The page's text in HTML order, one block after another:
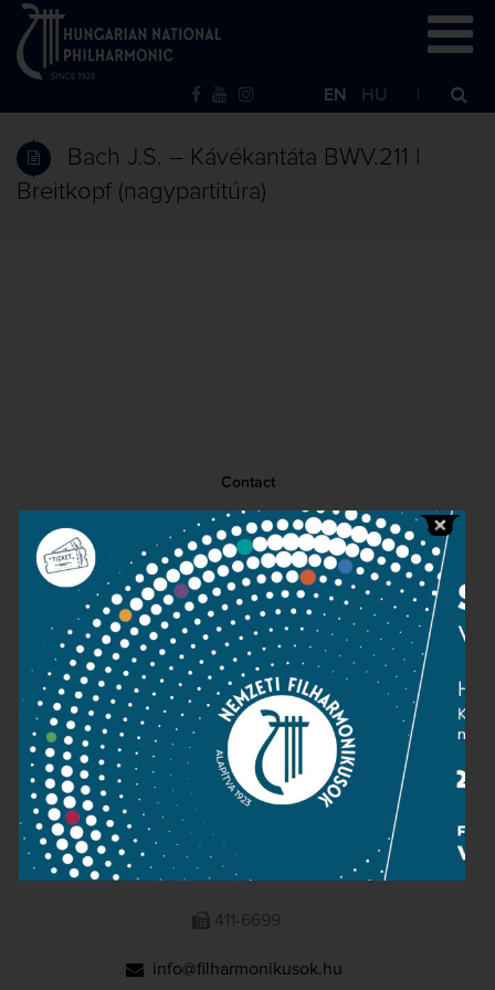
EN HU
Bach J.S. – Kávékantáta BWV.211 |
Breitkopf (nagypartitúra)
Contact
Public information
Press room
Terms and privacy
Imprint
NATIONAL PHILHARMONIC
1095 Budapest, Komor Marcell u. 1. (Müpa)
411-6600
411-6699
info@filharmonikusok.hu